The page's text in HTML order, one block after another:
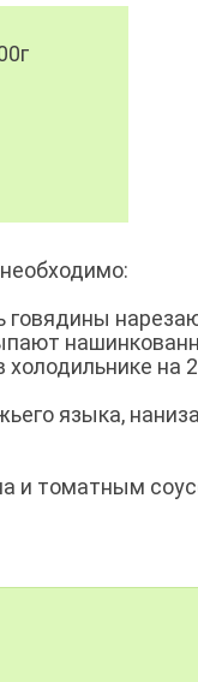
говядины
холодильнике на
языка,
и томатным